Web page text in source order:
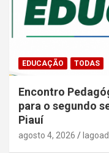
EDUCAÇÃO TODAS
Encontro
para o segundo
Piauí
agosto 4, 2026